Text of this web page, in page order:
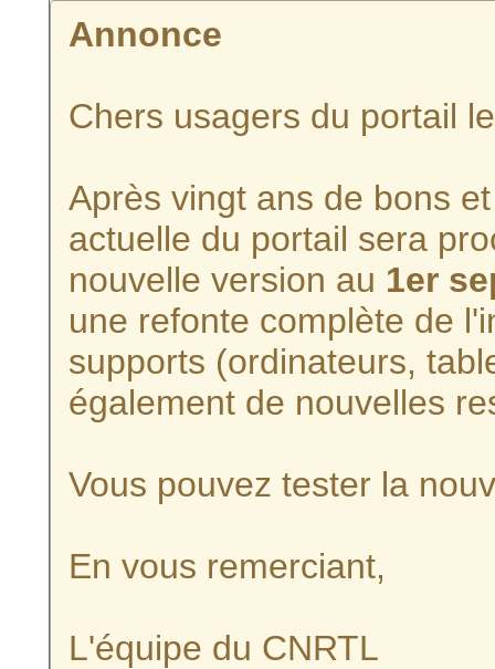
Annonce
Chers usagers du portail
Après vingt ans de bons
actuelle du portail sera
nouvelle version au 1er
une refonte complète de
supports (ordinateurs,
également de nouvelles
Vous pouvez tester la
En vous remerciant,
L'équipe du CNRTL